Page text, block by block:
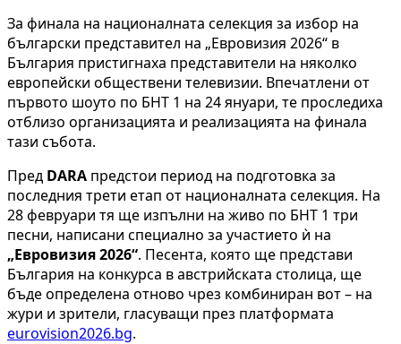
За финала на националната селекция за избор на
български представител на „Евровизия 2026“ в
България пристигнахa представители на няколко
европейски обществени телевизии. Впечатлени от
първото шоуто по БНТ 1 на 24 януари, те проследиха
отблизо организацията и реализацията на финала
тази събота.
Пред DARA предстои период на подготовка за
последния трети етап от националната селекция. На
28 февруари тя ще изпълни на живо по БНТ 1 три
песни, написани специално за участието ѝ на
„Евровизия 2026“. Песента, която ще представи
България на конкурса в австрийската столица, ще
бъде определена отново чрез комбиниран вот – на
жури и зрители, гласуващи през платформата
eurovision2026.bg.